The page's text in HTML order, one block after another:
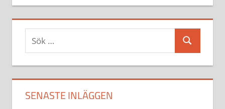
Sök
SENASTE INLÄGGEN